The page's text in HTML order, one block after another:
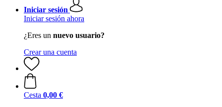
Iniciar sesión
Iniciar sesión ahora
¿Eres un nuevo usuario?
Crear una cuenta
Cesta 0,00 €